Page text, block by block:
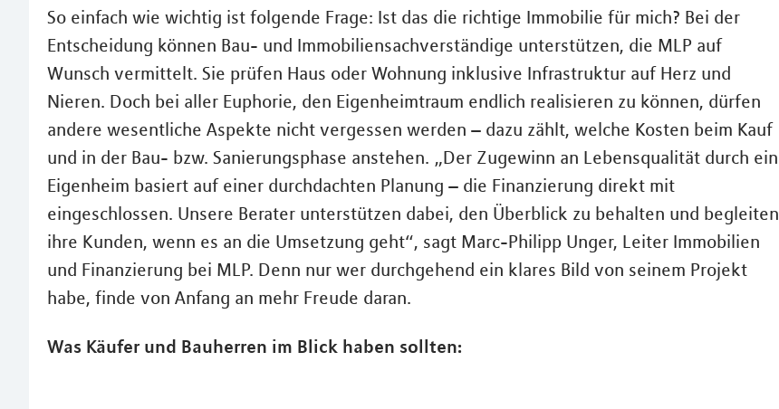
So einfach wie wichtig ist folgende Frage: Ist das die richtige Immobilie für mich? Bei der
Entscheidung können Bau- und Immobiliensachverständige unterstützen, die MLP auf
Wunsch vermittelt. Sie prüfen Haus oder Wohnung inklusive Infrastruktur auf Herz und
Nieren. Doch bei aller Euphorie, den Eigenheimtraum endlich realisieren zu können, dürfen
andere wesentliche Aspekte nicht vergessen werden – dazu zählt, welche Kosten beim Kauf
und in der Bau- bzw. Sanierungsphase anstehen. „Der Zugewinn an Lebensqualität durch ein
Eigenheim basiert auf einer durchdachten Planung – die Finanzierung direkt mit
eingeschlossen. Unsere Berater unterstützen dabei, den Überblick zu behalten und begleiten
ihre Kunden, wenn es an die Umsetzung geht“, sagt Marc-Philipp Unger, Leiter Immobilien
und Finanzierung bei MLP. Denn nur wer durchgehend ein klares Bild von seinem Projekt
habe, finde von Anfang an mehr Freude daran.
Was Käufer und Bauherren im Blick haben sollten: